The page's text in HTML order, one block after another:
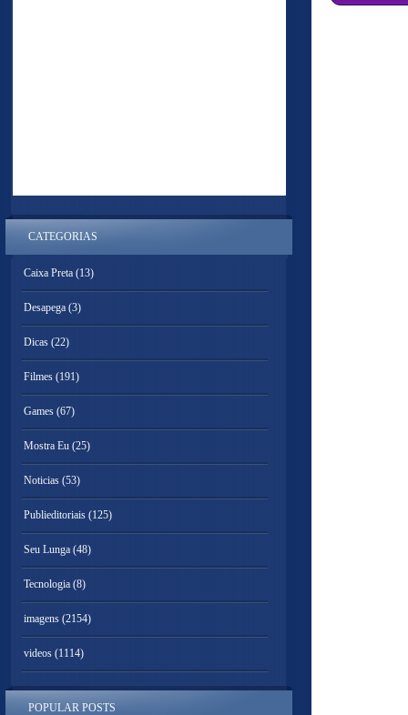
CATEGORIAS
Caixa Preta (13)
Desapega (3)
Dicas (22)
Filmes (191)
Games (67)
Mostra Eu (25)
Noticias (53)
Publieditoriais (125)
Seu Lunga (48)
Tecnologia (8)
imagens (2154)
videos (1114)
POPULAR POSTS